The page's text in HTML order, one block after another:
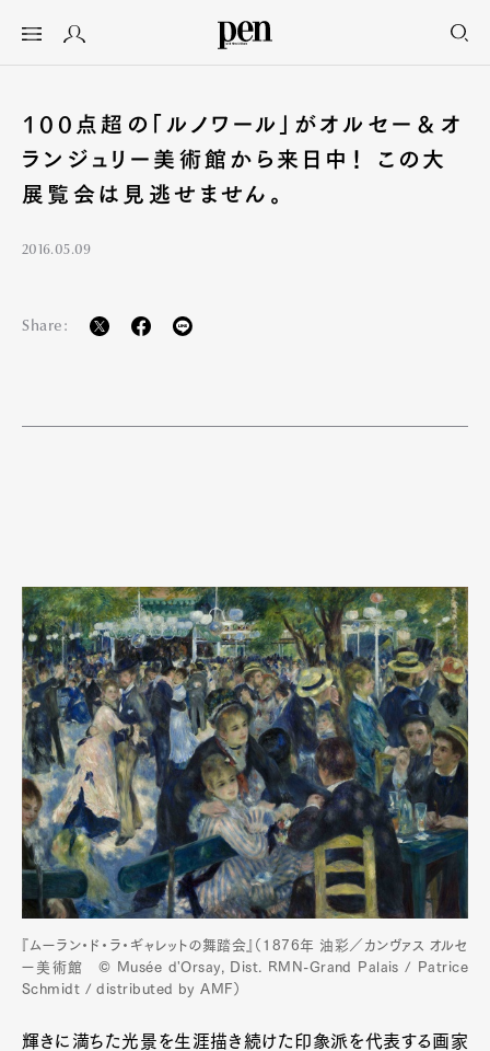
100点超の「ルノワール」がオルセー＆オ
ランジュリー美術館から来日中！ この大
展覧会は見逃せません。
2016.05.09
Share:
『ムーラン・ド・ラ・ギャレットの舞踏会』（1876年 油彩／カンヴァス オルセ
ー美術館 © Musée d'Orsay, Dist. RMN-Grand Palais / Patrice
Schmidt / distributed by AMF）
輝きに満ちた光景を生涯描き続けた印象派を代表する画家